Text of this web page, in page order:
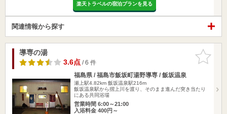
楽天トラベルの宿泊プランを見る
関連情報から探す
お気に入
りに追加
導専の湯
3.6点/ 6 件
福島県 / 福島市飯坂町湯野導専 / 飯坂温泉
瀬上駅4.82km 飯坂温泉駅216m
飯坂温泉駅から摺上川を渡り、そのまま進んだ突き当たり
にある共同浴場
営業時間 6:00～21:00
入浴料金 400円～